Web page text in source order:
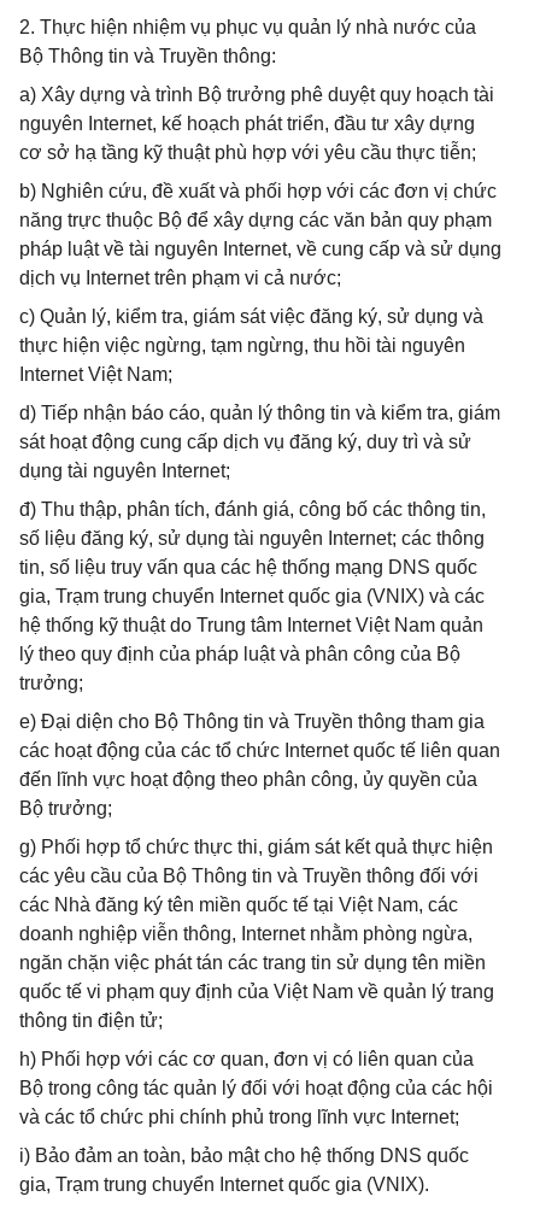
2. Thực hiện nhiệm vụ phục vụ quản lý nhà nước của
Bộ Thông tin và Truyền thông:
a) Xây dựng và trình Bộ trưởng phê duyệt quy hoạch tài
nguyên Internet, kế hoạch phát triển, đầu tư xây dựng
cơ sở hạ tầng kỹ thuật phù hợp với yêu cầu thực tiễn;
b) Nghiên cứu, đề xuất và phối hợp với các đơn vị chức
năng trực thuộc Bộ để xây dựng các văn bản quy phạm
pháp luật về tài nguyên Internet, về cung cấp và sử dụng
dịch vụ Internet trên phạm vi cả nước;
c) Quản lý, kiểm tra, giám sát việc đăng ký, sử dụng và
thực hiện việc ngừng, tạm ngừng, thu hồi tài nguyên
Internet Việt Nam;
d) Tiếp nhận báo cáo, quản lý thông tin và kiểm tra, giám
sát hoạt động cung cấp dịch vụ đăng ký, duy trì và sử
dụng tài nguyên Internet;
đ) Thu thập, phân tích, đánh giá, công bố các thông tin,
số liệu đăng ký, sử dụng tài nguyên Internet; các thông
tin, số liệu truy vấn qua các hệ thống mạng DNS quốc
gia, Trạm trung chuyển Internet quốc gia (VNIX) và các
hệ thống kỹ thuật do Trung tâm Internet Việt Nam quản
lý theo quy định của pháp luật và phân công của Bộ
trưởng;
e) Đại diện cho Bộ Thông tin và Truyền thông tham gia
các hoạt động của các tổ chức Internet quốc tế liên quan
đến lĩnh vực hoạt động theo phân công, ủy quyền của
Bộ trưởng;
g) Phối hợp tổ chức thực thi, giám sát kết quả thực hiện
các yêu cầu của Bộ Thông tin và Truyền thông đối với
các Nhà đăng ký tên miền quốc tế tại Việt Nam, các
doanh nghiệp viễn thông, Internet nhằm phòng ngừa,
ngăn chặn việc phát tán các trang tin sử dụng tên miền
quốc tế vi phạm quy định của Việt Nam về quản lý trang
thông tin điện tử;
h) Phối hợp với các cơ quan, đơn vị có liên quan của
Bộ trong công tác quản lý đối với hoạt động của các hội
và các tổ chức phi chính phủ trong lĩnh vực Internet;
i) Bảo đảm an toàn, bảo mật cho hệ thống DNS quốc
gia, Trạm trung chuyển Internet quốc gia (VNIX).